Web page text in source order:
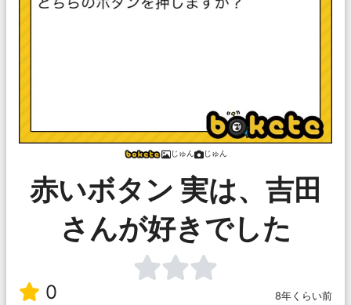
じゅん じゅん
赤いボタン 実は、吉田
さんが好きでした
0 8年くらい前